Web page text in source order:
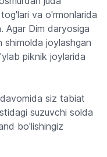
va o'rmonlarida
Agar Dim daryosiga
shimolda joylashgan
piknik joylarida
siz tabiat
suzuvchi solda
bo'lishingiz